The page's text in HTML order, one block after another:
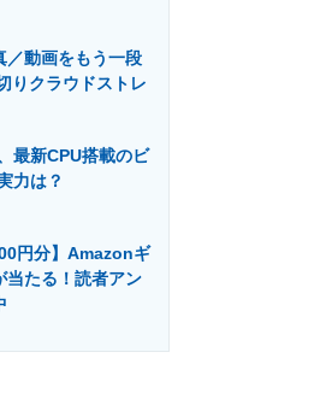
／動画をもう一段
りクラウドストレ
最新CPU搭載のビ
力は？
円分】Amazonギ
当たる！読者アン